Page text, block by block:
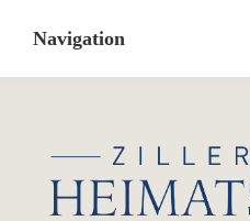
content